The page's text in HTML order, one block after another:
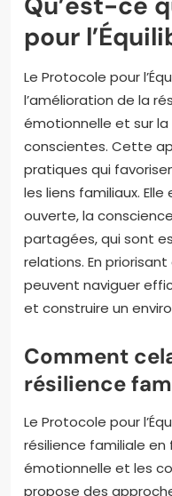
pour
Le Protocole pour
l’amélioration de la
émotionnelle et sur
conscientes. Cette
pratiques qui
les liens familiaux.
ouverte, la
partagées, qui sont
relations. En
peuvent naviguer
et construire un
Comment
résilience
Le Protocole pour
résilience familiale
émotionnelle et les
propose des